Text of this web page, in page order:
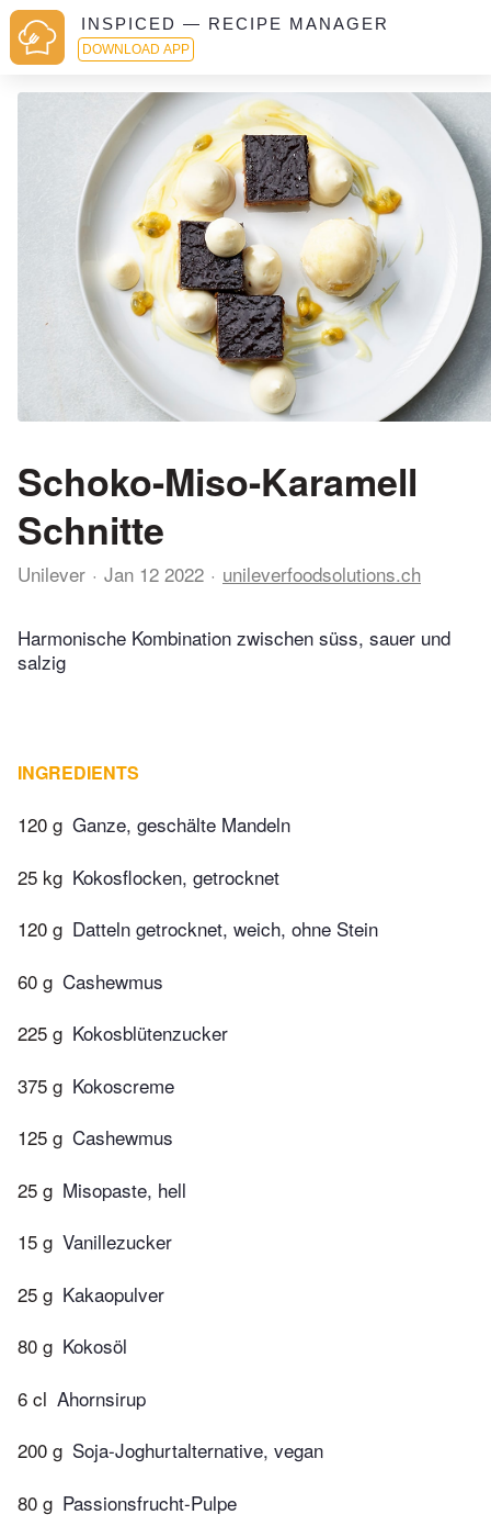
INSPICED — RECIPE MANAGER
DOWNLOAD APP
Schoko-Miso-Karamell
Schnitte
Unilever Jan 12 2022 unileverfoodsolutions.ch
Harmonische Kombination zwischen süss, sauer und
salzig
INGREDIENTS
120 g Ganze, geschälte Mandeln
25 kg Kokosflocken, getrocknet
120 g Datteln getrocknet, weich, ohne Stein
60 g Cashewmus
225 g Kokosblütenzucker
375 g Kokoscreme
125 g Cashewmus
25 g Misopaste, hell
15 g Vanillezucker
25 g Kakaopulver
80 g Kokosöl
6 cl Ahornsirup
200 g Soja-Joghurtalternative, vegan
80 g Passionsfrucht-Pulpe